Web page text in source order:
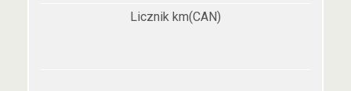
Licznik km(CAN)